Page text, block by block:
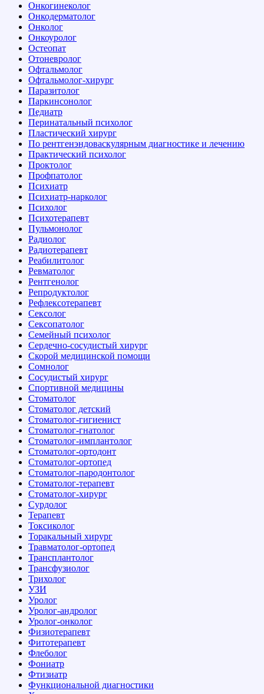
Онкогинеколог
Онкодерматолог
Онколог
Онкоуролог
Остеопат
Отоневролог
Офтальмолог
Офтальмолог-хирург
Паразитолог
Паркинсонолог
Педиатр
Перинатальный психолог
Пластический хирург
По рентгенэндоваскулярным диагностике и лечению
Практический психолог
Проктолог
Профпатолог
Психиатр
Психиатр-нарколог
Психолог
Психотерапевт
Пульмонолог
Радиолог
Радиотерапевт
Реабилитолог
Ревматолог
Рентгенолог
Репродуктолог
Рефлексотерапевт
Сексолог
Сексопатолог
Семейный психолог
Сердечно-сосудистый хирург
Скорой медицинской помощи
Сомнолог
Сосудистый хирург
Спортивной медицины
Стоматолог
Стоматолог детский
Стоматолог-гигиенист
Стоматолог-гнатолог
Стоматолог-имплантолог
Стоматолог-ортодонт
Стоматолог-ортопед
Стоматолог-пародонтолог
Стоматолог-терапевт
Стоматолог-хирург
Сурдолог
Терапевт
Токсиколог
Торакальный хирург
Травматолог-ортопед
Трансплантолог
Трансфузиолог
Трихолог
УЗИ
Уролог
Уролог-андролог
Уролог-онколог
Физиотерапевт
Фитотерапевт
Флеболог
Фониатр
Фтизиатр
Функциональной диагностики